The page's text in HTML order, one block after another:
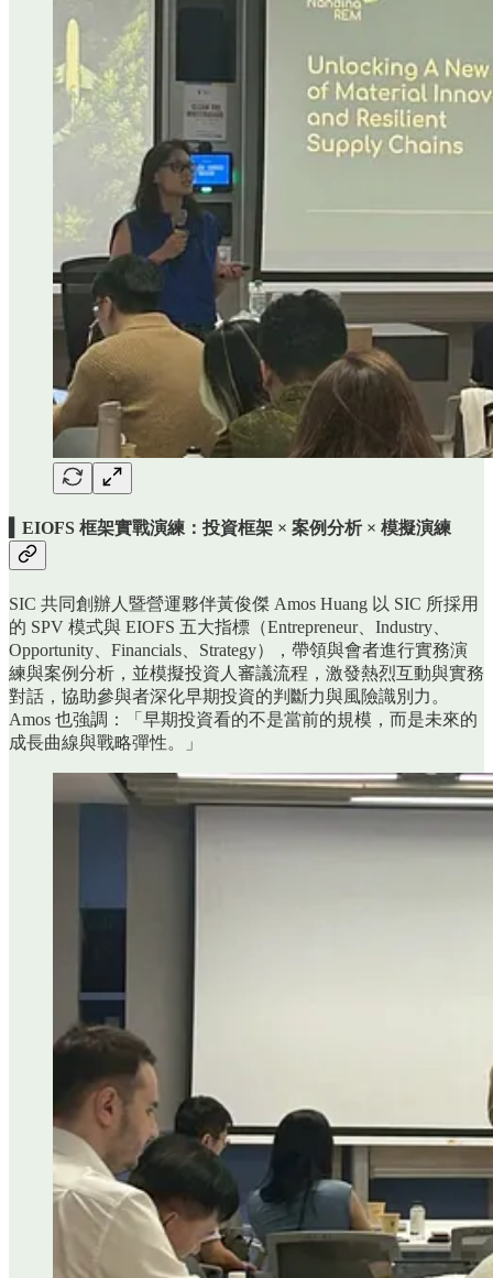
▍EIOFS 框架實戰演練：投資框架 × 案例分析 × 模擬演練
SIC 共同創辦人暨營運夥伴黃俊傑 Amos Huang 以 SIC 所採用
的 SPV 模式與 EIOFS 五大指標（Entrepreneur、Industry、
Opportunity、Financials、Strategy），帶領與會者進行實務演
練與案例分析，並模擬投資人審議流程，激發熱烈互動與實務
對話，協助參與者深化早期投資的判斷力與風險識別力。
Amos 也強調：「早期投資看的不是當前的規模，而是未來的
成長曲線與戰略彈性。」